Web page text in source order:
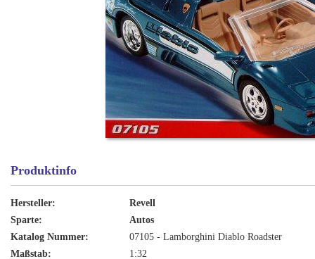
Produktinfo
Hersteller:
Revell
Sparte:
Autos
Katalog Nummer:
07105 - Lamborghini Diablo Roadster
Maßstab:
1:32